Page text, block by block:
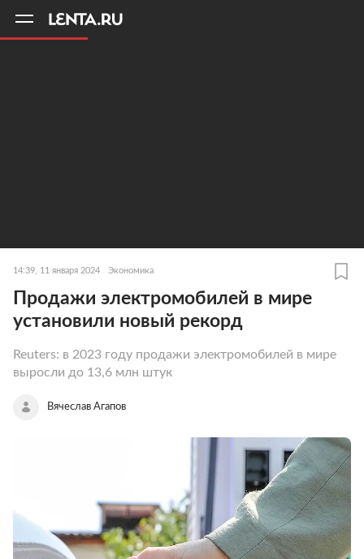
14:39, 11 января 2024 Экономика
Продажи электромобилей в мире
установили новый рекорд
Reuters: в 2023 году продажи электромобилей в мире
выросли до 13,6 млн штук
Вячеслав Агапов